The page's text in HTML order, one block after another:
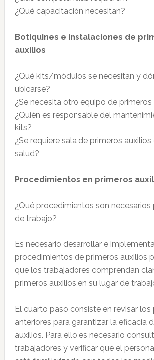
¿Qué capacitación necesitan?
Botiquines e instalaciones de
auxilios
¿Qué kits/módulos se necesitan y
ubicarse?
¿Se necesita otro equipo de primeros
¿Quién es responsable del
kits?
¿Se requiere sala de primeros
salud?
Procedimientos en primeros
¿Qué procedimientos son necesarios
de trabajo?
Es necesario desarrollar e
procedimientos de primeros auxilios
que los trabajadores comprendan
primeros auxilios en su lugar de
El cuarto paso consiste en revisar los
anteriores para garantizar la eficacia
auxilios. Para ello es necesario
trabajadores y verificar que el